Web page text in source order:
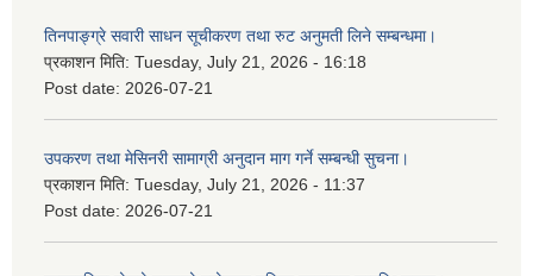
तिनपाङ्ग्रे सवारी साधन सूचीकरण तथा रुट अनुमती लिने सम्बन्धमा।
प्रकाशन मिति: Tuesday, July 21, 2026 - 16:18
Post date: 2026-07-21
उपकरण तथा मेसिनरी सामाग्री अनुदान माग गर्ने सम्बन्धी सुचना।
प्रकाशन मिति: Tuesday, July 21, 2026 - 11:37
Post date: 2026-07-21